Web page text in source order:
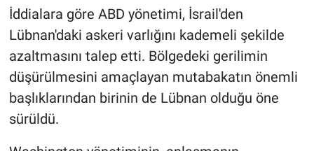
İddialara göre ABD yönetimi, İsrail'den
Lübnan'daki askeri varlığını kademeli şekilde
azaltmasını talep etti. Bölgedeki gerilimin
düşürülmesini amaçlayan mutabakatın önemli
başlıklarından birinin de Lübnan olduğu öne
sürüldü.